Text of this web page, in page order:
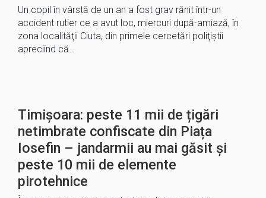
Un copil în vârstă de un an a fost grav rănit într-un
accident rutier ce a avut loc, miercuri după-amiază, în
zona localităţii Ciuta, din primele cercetări poliţiştii
apreciind că…
Timișoara: peste 11 mii de țigări
netimbrate confiscate din Piața
Iosefin – jandarmii au mai găsit și
peste 10 mii de elemente
pirotehnice